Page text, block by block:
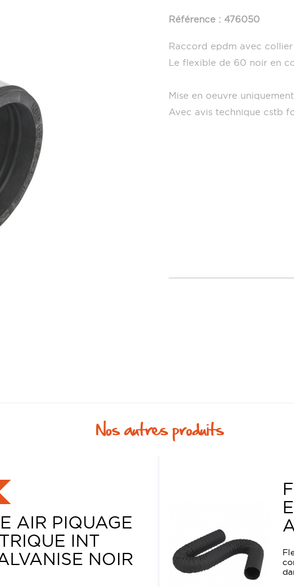
Référence : 476050
Raccord epdm avec
Le flexible de 60 noir en
Mise en oeuvre
Avec avis technique cstb
Nos autres produits
AIR PIQUAGE
INT
NOIR